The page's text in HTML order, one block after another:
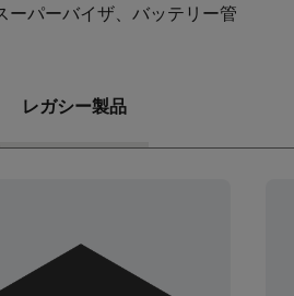
ーパーバイザ、バッテリー管
レガシー製品